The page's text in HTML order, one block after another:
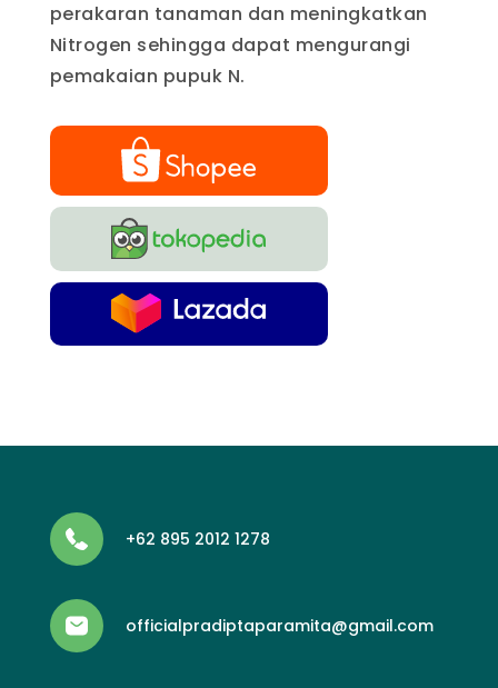
perakaran tanaman dan meningkatkan
Nitrogen sehingga dapat mengurangi
pemakaian pupuk N.
+62 895 2012 1278
officialpradiptaparamita@gmail.com